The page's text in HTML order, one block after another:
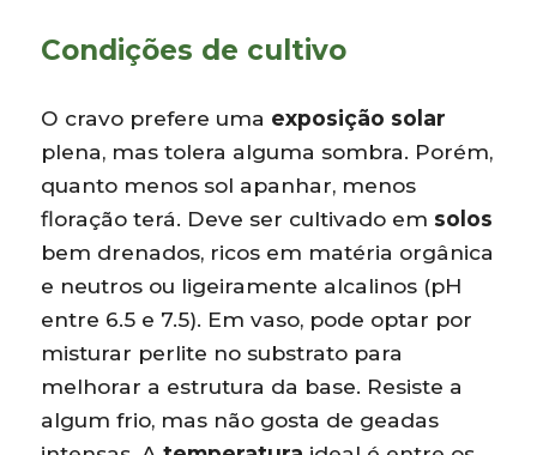
Condições de cultivo
O cravo prefere uma exposição solar
plena, mas tolera alguma sombra. Porém,
quanto menos sol apanhar, menos
floração terá. Deve ser cultivado em solos
bem drenados, ricos em matéria orgânica
e neutros ou ligeiramente alcalinos (pH
entre 6.5 e 7.5). Em vaso, pode optar por
misturar perlite no substrato para
melhorar a estrutura da base. Resiste a
algum frio, mas não gosta de geadas